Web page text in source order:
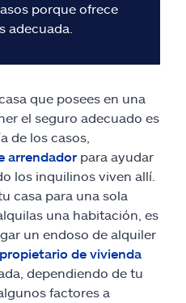
porque ofrece
adecuada.
que posees en una
el seguro adecuado es
de los casos,
arrendadorpara ayudar
los inquilinos viven allí.
casa para una sola
una habitación, es
un endoso de alquiler
de vivienda
dependiendo de tu
factores a